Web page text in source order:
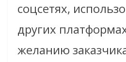
соцсетях,
других
желанию